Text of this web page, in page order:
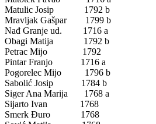
Matulic Josip 1792 b
Mravljak Gašpar 1799 b
Nađ Granje ud. 1716 a
Obagi Matija 1792 b
Petrac Mijo 1792
Pintar Franjo 1716 a
Pogorelec Mijo 1796 b
Sabolić Josip 1784 b
Siger Ana Marija 1768 a
Sijarto Ivan 1768
Smerk Đuro 1768